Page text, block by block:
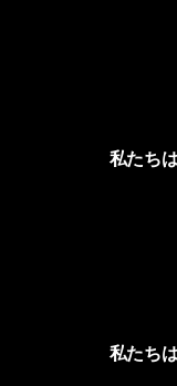
私たち
私たち